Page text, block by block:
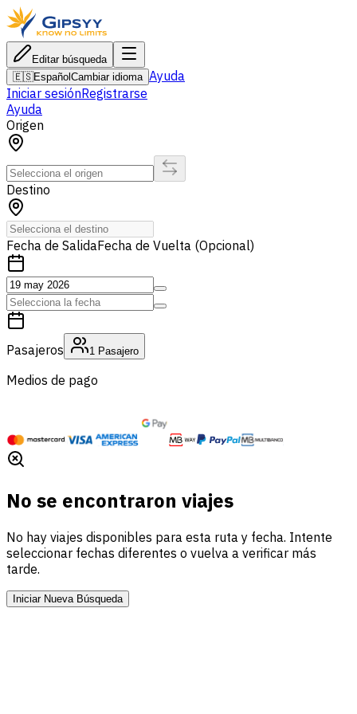
Editar búsqueda
🇪🇸Español Cambiar idioma Ayuda
Iniciar sesiónRegistrarse
Ayuda
Origen
Destino
Fecha de SalidaFecha de Vuelta (Opcional)
Pasajeros 1 Pasajero
Medios de pago
No se encontraron viajes
No hay viajes disponibles para esta ruta y fecha. Intente
seleccionar fechas diferentes o vuelva a verificar más
tarde.
Iniciar Nueva Búsqueda